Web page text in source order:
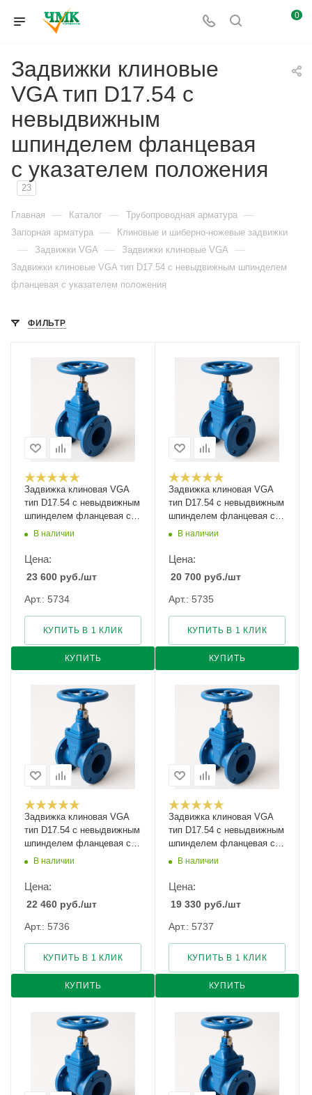
0
Задвижки клиновые
VGA тип D17.54 с
невыдвижным
шпинделем фланцевая
с указателем положения
23
Главная — Каталог — Трубопроводная арматура —
Запорная арматура — Клиновые и шиберно-ножевые задвижки
— Задвижки VGA — Задвижки клиновые VGA —
Задвижки клиновые VGA тип D17.54 с невыдвижным шпинделем
фланцевая с указателем положения
ФИЛЬТР
Задвижка клиновая VGA
тип D17.54 с невыдвижным
шпинделем фланцевая с
указателем положения
В наличии
Цена:
23 600 руб./шт
Арт.: 5734
КУПИТЬ
КУПИТЬ В 1 КЛИК
Задвижка клиновая VGA
тип D17.54 с невыдвижным
шпинделем фланцевая с
указателем положения
В наличии
Цена:
20 700 руб./шт
Арт.: 5735
КУПИТЬ
КУПИТЬ В 1 КЛИК
Задвижка клиновая VGA
тип D17.54 с невыдвижным
шпинделем фланцевая с
указателем положения
В наличии
Цена:
22 460 руб./шт
Арт.: 5736
КУПИТЬ
КУПИТЬ В 1 КЛИК
Задвижка клиновая VGA
тип D17.54 с невыдвижным
шпинделем фланцевая с
указателем положения
В наличии
Цена:
19 330 руб./шт
Арт.: 5737
КУПИТЬ
КУПИТЬ В 1 КЛИК